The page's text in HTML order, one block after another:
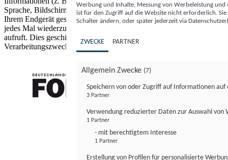
Sprache, Bildschirmgröße, unterstützte Technologien usw.) auf
Ihrem Endgerät gespeichert oder von dort ausgelesen werden, um es
jedes Mal wiederzuerkennen, wenn es eine App oder einer Webseite
aufruft. Dies geschieht für einen oder mehrere der hier aufgeführten
Verarbeitungszwecke.
Werbung und Inhalte, Messung von Werbeleistung
ist für den Zugriff auf die Website nicht erforderlich.
Schalter ändern, oder später jederzeit via
ZWECKE PARTNER
Allgemein Zwecke (7)
Speichern von oder Zugriff auf Informationen auf
3 Partner
Verwendung reduzierter Daten zur Auswahl von
1 Partner
- mit berechtigtem Interesse
1 Partner
Erstellung von Profilen für personalisierte
FONDS professionell